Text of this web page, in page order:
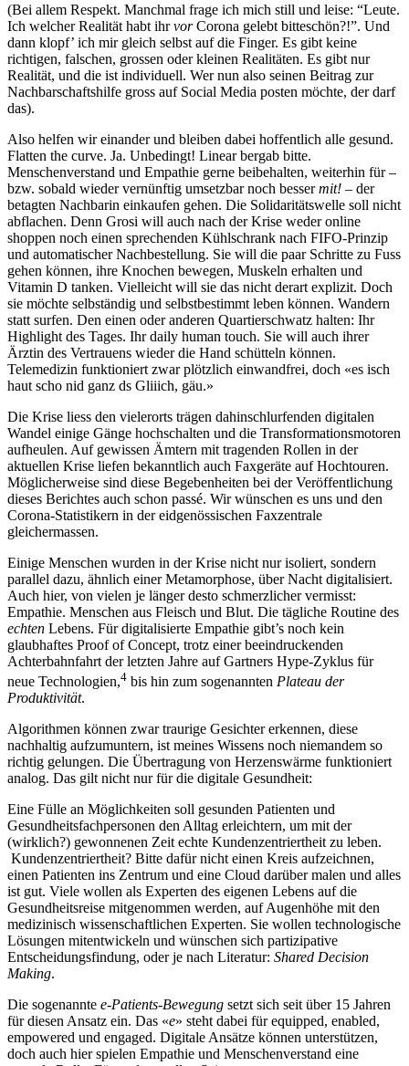
(Bei allem Respekt. Manchmal frage ich mich still und leise: “Leute.
Ich welcher Realität habt ihrvorCorona gelebt bitteschön?!”. Und
dann klopf’ ich mir gleich selbst auf die Finger. Es gibt keine
richtigen, falschen, grossen oder kleinen Realitäten. Es gibt nur
Realität, und die ist individuell. Wer nun also seinen Beitrag zur
Nachbarschaftshilfe gross auf Social Media posten möchte, der darf
das).
Also helfen wir einander und bleiben dabei hoffentlich alle gesund.
Flatten the curve. Ja. Unbedingt! Linear bergab bitte.
Menschenverstand und Empathie gerne beibehalten, weiterhin für –
bzw. sobald wieder vernünftig umsetzbar noch bessermit! – der
betagten Nachbarin einkaufen gehen. Die Solidaritätswelle soll nicht
abflachen. Denn Grosi will auch nach der Krise weder online
shoppen noch einen sprechenden Kühlschrank nach FIFO-Prinzip
und automatischer Nachbestellung. Sie will die paar Schritte zu Fuss
gehen können, ihre Knochen bewegen, Muskeln erhalten und
Vitamin D tanken. Vielleicht will sie das nicht derart explizit. Doch
sie möchte selbständig und selbstbestimmt leben können. Wandern
statt surfen. Den einen oder anderen Quartierschwatz halten: Ihr
Highlight des Tages. Ihr daily human touch. Sie will auch ihrer
Ärztin des Vertrauens wieder die Hand schütteln können.
Telemedizin funktioniert zwar plötzlich einwandfrei, doch «es isch
haut scho nid ganz ds Gliiich, gäu.»
Die Krise liess den vielerorts trägen dahinschlurfenden digitalen
Wandel einige Gänge hochschalten und die Transformationsmotoren
aufheulen. Auf gewissen Ämtern mit tragenden Rollen in der
aktuellen Krise liefen bekanntlich auch Faxgeräte auf Hochtouren.
Möglicherweise sind diese Begebenheiten bei der Veröffentlichung
dieses Berichtes auch schon passé. Wir wünschen es uns und den
Corona-Statistikern in der eidgenössischen Faxzentrale
gleichermassen.
Einige Menschen wurden in der Krise nicht nur isoliert, sondern
parallel dazu, ähnlich einer Metamorphose, über Nacht digitalisiert.
Auch hier, von vielen je länger desto schmerzlicher vermisst:
Empathie. Menschen aus Fleisch und Blut. Die tägliche Routine des
echten Lebens. Für digitalisierte Empathie gibt’s noch kein
glaubhaftes Proof of Concept, trotz einer beeindruckenden
Achterbahnfahrt der letzten Jahre auf Gartners Hype-Zyklus für
neue Technologien,4 bis hin zum sogenannten Plateau der
Produktivität.
Algorithmen können zwar traurige Gesichter erkennen, diese
nachhaltig aufzumuntern, ist meines Wissens noch niemandem so
richtig gelungen. Die Übertragung von Herzenswärme funktioniert
analog. Das gilt nicht nur für die digitale Gesundheit:
Eine Fülle an Möglichkeiten soll gesunden Patienten und
Gesundheitsfachpersonen den Alltag erleichtern, um mit der
(wirklich?) gewonnenen Zeit echte Kundenzentriertheit zu leben.
Kundenzentriertheit? Bitte dafür nicht einen Kreis aufzeichnen,
einen Patienten ins Zentrum und eine Cloud darüber malen und alles
ist gut. Viele wollen als Experten des eigenen Lebens auf die
Gesundheitsreise mitgenommen werden, auf Augenhöhe mit den
medizinisch wissenschaftlichen Experten. Sie wollen technologische
Lösungen mitentwickeln und wünschen sich partizipative
Entscheidungsfindung, oder je nach Literatur: Shared Decision
Making.
Die sogenannte e-Patients-Bewegung setzt sich seit über 15 Jahren
für diesen Ansatz ein. Das «e» steht dabei für equipped, enabled,
empowered und engaged. Digitale Ansätze können unterstützen,
doch auch hier spielen Empathie und Menschenverstand eine